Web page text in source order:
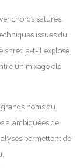
chords saturés.
issues du
shred a-t-il explosé
un mixage old
noms du
alambiquées de
permettent de